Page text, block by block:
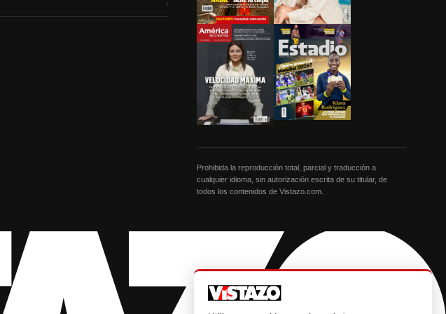
›
Prohibida la reproducción total, parcial y traducción a
cualquier idioma, sin autorización escrita de su titular, de
todos los contenidos de Vistazo.com.